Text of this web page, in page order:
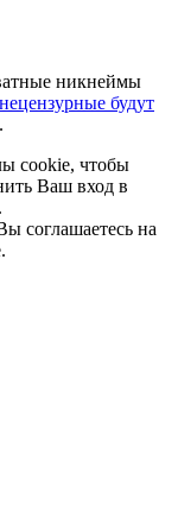
никнеймы
будут
.
cookie, чтобы
Ваш вход в
соглашаетесь на